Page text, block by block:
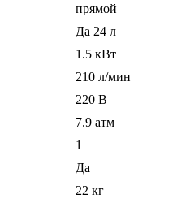
прямой
Да 24 л
1.5 кВт
210 л/мин
220 В
7.9 атм
1
Да
22 кг